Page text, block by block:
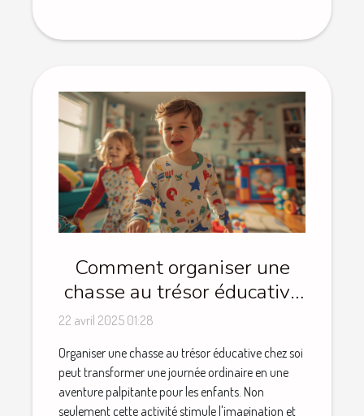
Comment organiser une
chasse au trésor éducative
pour enfants à la maison
22 avril 2025 01:28
Organiser une chasse au trésor éducative chez soi
peut transformer une journée ordinaire en une
aventure palpitante pour les enfants. Non
seulement cette activité stimule l'imagination et